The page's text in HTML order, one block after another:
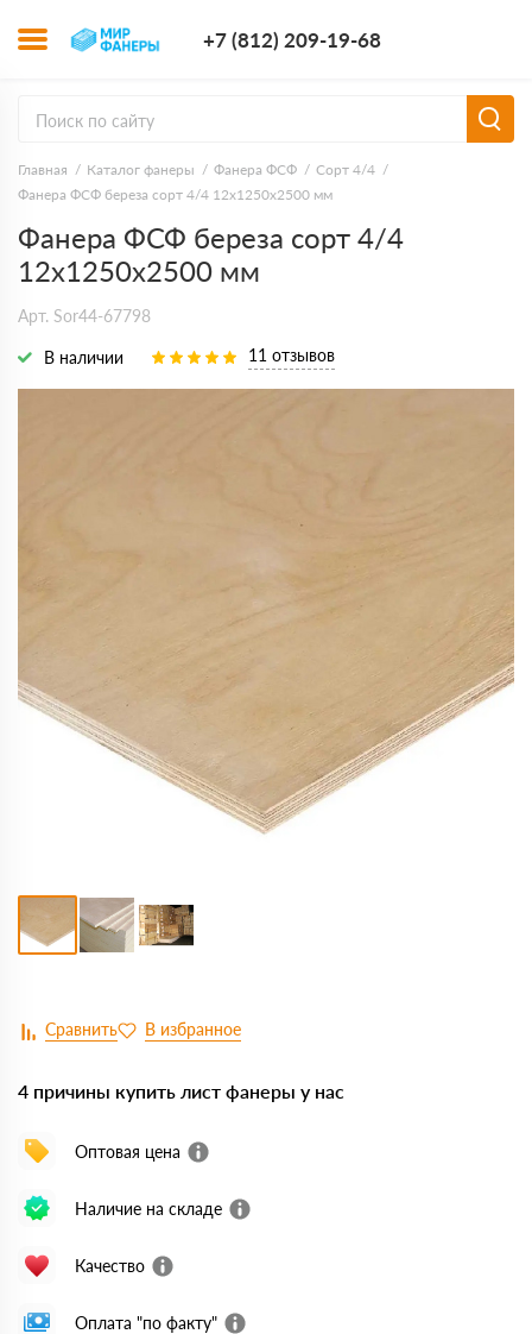
+7 (812) 209-19-68
Главная Каталог фанеры Фанера ФСФ
Сорт 4/4
Фанера ФСФ береза сорт 4/4 12х1250х2500 мм
Фанера ФСФ береза сорт 4/4
12х1250х2500 мм
Арт. Sor44-67798
В наличии 11 отзывов
4 причины купить лист фанеры у нас
Оптовая цена
Наличие на складе
Качество
Оплата "по факту"